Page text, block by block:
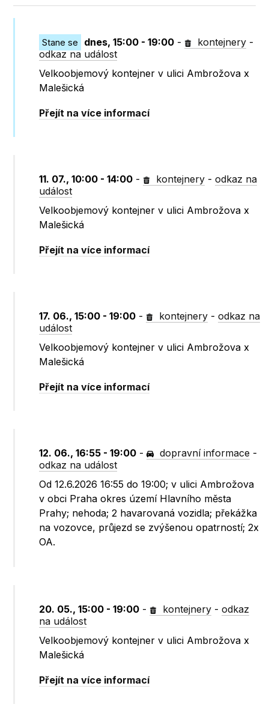
Stane se dnes, 15:00 - 19:00 - kontejnery -
odkaz na událost
Velkoobjemový kontejner v ulici Ambrožova x
Malešická
Přejít na více informací
11. 07., 10:00 - 14:00 - kontejnery -odkaz na
událost
Velkoobjemový kontejner v ulici Ambrožova x
Malešická
Přejít na více informací
17. 06., 15:00 - 19:00 - kontejnery -odkaz na
událost
Velkoobjemový kontejner v ulici Ambrožova x
Malešická
Přejít na více informací
12. 06., 16:55 - 19:00 - dopravní informace -
odkaz na událost
Od 12.6.2026 16:55 do 19:00; v ulici Ambrožova
v obci Praha okres území Hlavního města
Prahy; nehoda; 2 havarovaná vozidla; překážka
na vozovce, průjezd se zvýšenou opatrností; 2x
OA.
20. 05., 15:00 - 19:00 - kontejnery -odkaz
na událost
Velkoobjemový kontejner v ulici Ambrožova x
Malešická
Přejít na více informací